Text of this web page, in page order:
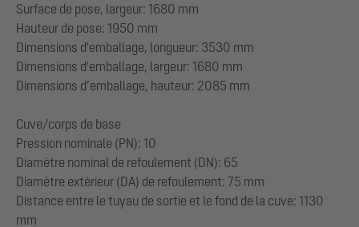
Surface de pose, largeur: 1680 mm
Hauteur de pose: 1950 mm
Dimensions d'emballage, longueur: 3530 mm
Dimensions d'emballage, largeur: 1680 mm
Dimensions d’emballage, hauteur: 2085 mm
Cuve/corps de base
Pression nominale (PN): 10
Diamètre nominal de refoulement (DN): 65
Diamètre extérieur (DA) de refoulement: 75 mm
Distance entre le tuyau de sortie et le fond de la cuve: 1130
mm